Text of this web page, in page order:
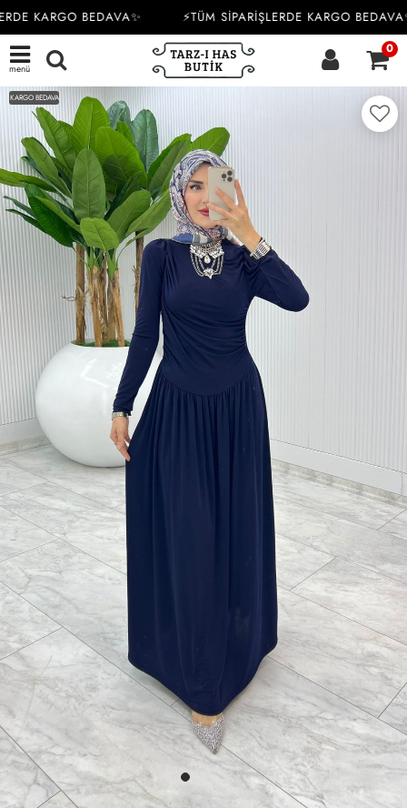
KARGO BEDAVA✨ ⚡TÜM SİPARİŞLERDE KARGO BEDAVA✨
menü
0
KARGO BEDAVA